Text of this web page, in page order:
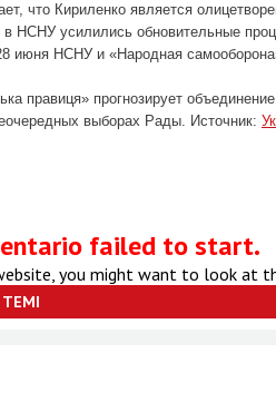
что Кириленко является
в НСНУ усилились обновительные
июня НСНУ и «Народная
правиця» прогнозирует
выборах Рады. Источник:
failed to start.
you might want to look at